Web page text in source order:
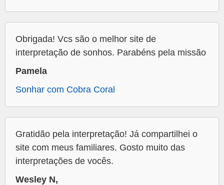
Obrigada! Vcs são o melhor site de
interpretação de sonhos. Parabéns pela missão
Pamela
Sonhar com Cobra Coral
Gratidão pela interpretação! Já compartilhei o
site com meus familiares. Gosto muito das
interpretações de vocês.
Wesley N,